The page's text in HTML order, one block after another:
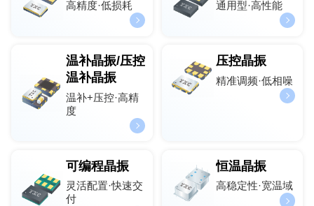
高精度·低损耗 通用型·高性能
温补晶振/压控
温补晶振
温补+压控·高精
度
压控晶振
精准调频·低相噪
可编程晶振
灵活配置·快速交
付
恒温晶振
高稳定性·宽温域